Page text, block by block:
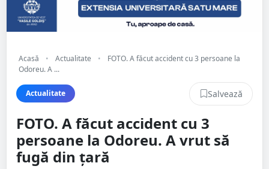
Acasă • Actualitate •
FOTO. A făcut accident cu 3 persoane la
Odoreu. A ...
Actualitate Salvează
FOTO. A făcut accident cu 3
persoane la Odoreu. A vrut să
fugă din țară